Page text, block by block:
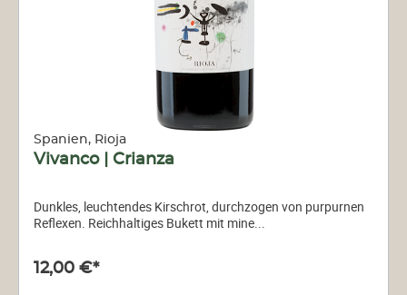
Spanien, Rioja
Vivanco | Crianza
Dunkles, leuchtendes Kirschrot, durchzogen von purpurnen
Reflexen. Reichhaltiges Bukett mit mine...
12,00 €*